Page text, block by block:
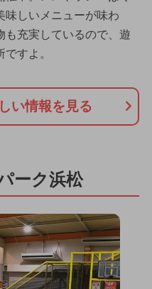
味しいメニューが味わ
も充実しているので、遊
すよ。
い情報を見る
ーク浜松